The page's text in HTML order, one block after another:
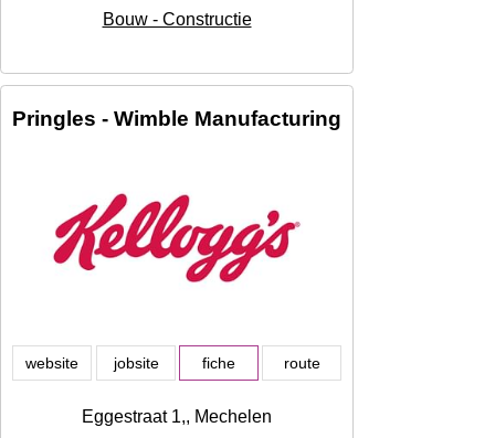
Bouw - Constructie
Pringles - Wimble Manufacturing
website jobsite fiche route
Eggestraat 1,, Mechelen